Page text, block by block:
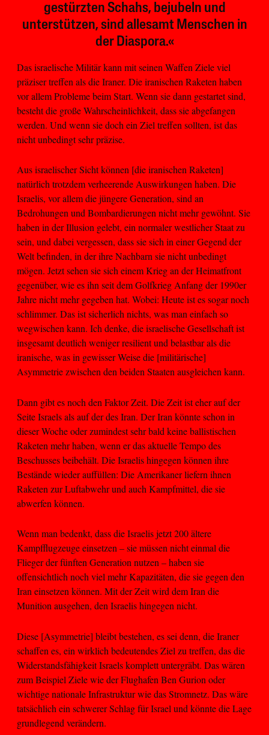
gestürzten Schahs, bejubeln und
unterstützen, sind allesamt Menschen in
der Diaspora.«
Das israelische Militär kann mit seinen Waffen Ziele viel
präziser treffen als die Iraner. Die iranischen Raketen haben
vor allem Probleme beim Start. Wenn sie dann gestartet sind,
besteht die große Wahrscheinlichkeit, dass sie abgefangen
werden. Und wenn sie doch ein Ziel treffen sollten, ist das
nicht unbedingt sehr präzise.
Aus israelischer Sicht können [die iranischen Raketen]
natürlich trotzdem verheerende Auswirkungen haben. Die
Israelis, vor allem die jüngere Generation, sind an
Bedrohungen und Bombardierungen nicht mehr gewöhnt. Sie
haben in der Illusion gelebt, ein normaler westlicher Staat zu
sein, und dabei vergessen, dass sie sich in einer Gegend der
Welt befinden, in der ihre Nachbarn sie nicht unbedingt
mögen. Jetzt sehen sie sich einem Krieg an der Heimatfront
gegenüber, wie es ihn seit dem Golfkrieg Anfang der 1990er
Jahre nicht mehr gegeben hat. Wobei: Heute ist es sogar noch
schlimmer. Das ist sicherlich nichts, was man einfach so
wegwischen kann. Ich denke, die israelische Gesellschaft ist
insgesamt deutlich weniger resilient und belastbar als die
iranische, was in gewisser Weise die [militärische]
Asymmetrie zwischen den beiden Staaten ausgleichen kann.
Dann gibt es noch den Faktor Zeit. Die Zeit ist eher auf der
Seite Israels als auf der des Iran. Der Iran könnte schon in
dieser Woche oder zumindest sehr bald keine ballistischen
Raketen mehr haben, wenn er das aktuelle Tempo des
Beschusses beibehält. Die Israelis hingegen können ihre
Bestände wieder auffüllen: Die Amerikaner liefern ihnen
Raketen zur Luftabwehr und auch Kampfmittel, die sie
abwerfen können.
Wenn man bedenkt, dass die Israelis jetzt 200 ältere
Kampfflugzeuge einsetzen – sie müssen nicht einmal die
Flieger der fünften Generation nutzen – haben sie
offensichtlich noch viel mehr Kapazitäten, die sie gegen den
Iran einsetzen können. Mit der Zeit wird dem Iran die
Munition ausgehen, den Israelis hingegen nicht.
Diese [Asymmetrie] bleibt bestehen, es sei denn, die Iraner
schaffen es, ein wirklich bedeutendes Ziel zu treffen, das die
Widerstandsfähigkeit Israels komplett untergräbt. Das wären
zum Beispiel Ziele wie der Flughafen Ben Gurion oder
wichtige nationale Infrastruktur wie das Stromnetz. Das wäre
tatsächlich ein schwerer Schlag für Israel und könnte die Lage
grundlegend verändern.